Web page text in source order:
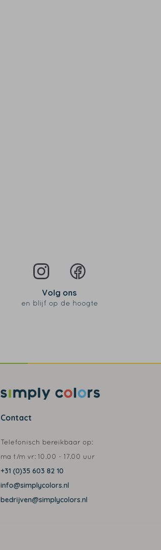
Volg ons
en blijf op de hoogte
Contact
Telefonisch bereikbaar op:
ma t/m vr: 10.00 - 17.00 uur
+31 (0)35 603 82 10
info@simplycolors.nl
bedrijven@simplycolors.nl